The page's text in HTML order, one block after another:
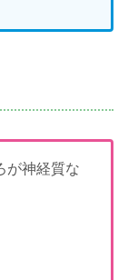
が神経質な